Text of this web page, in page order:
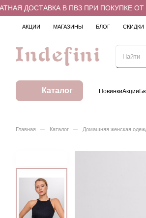
ДОСТАВКА В ПВЗ ПРИ ПОКУПКЕ ОТ 4
АКЦИИ МАГАЗИНЫ БЛОГ СКИДКИ
Каталог НовинкиАкции
Главная – Каталог – Домашняя женская